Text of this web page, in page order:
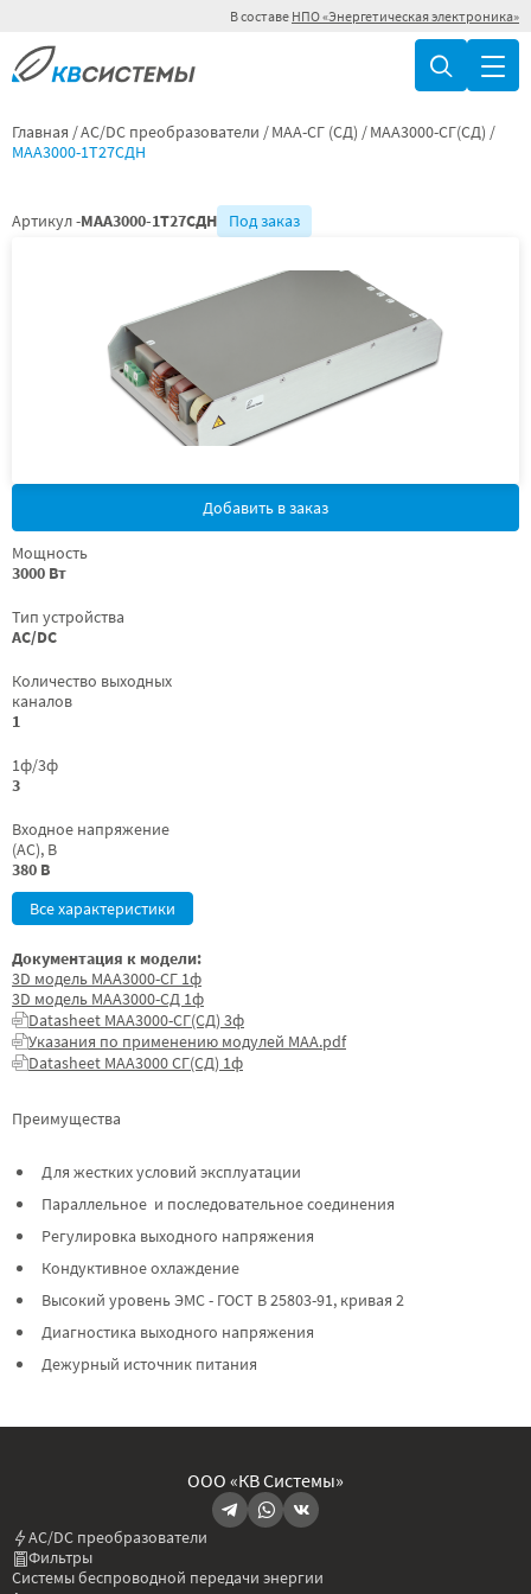
В составе НПО «Энергетическая электроника»
Главная AC/DC преобразователи МАА-СГ (СД)
МАА3000-СГ(СД)
МАА3000-1Т27СДН
Артикул -МАА3000-1Т27СДН Под заказ
Добавить в заказ
Мощность
3000 Вт
Тип устройства
AC/DC
Количество выходных
каналов
1
1ф/3ф
3
Входное напряжение
(AC), В
380 В
Все характеристики
Преимущества
Для жестких условий эксплуатации
Параллельное и последовательное соединения
Регулировка выходного напряжения
Кондуктивное охлаждение
Высокий уровень ЭМС - ГОСТ В 25803-91, кривая 2
Диагностика выходного напряжения
Дежурный источник питания
Документация к модели:
3D модель МАА3000-СГ 1ф
3D модель МАА3000-СД 1ф
Datasheet МАА3000-СГ(СД) 3ф
Указания по применению модулей МАА.pdf
Datasheet МАА3000 СГ(СД) 1ф
ООО «КВ Системы»
AC/DC преобразователи
Фильтры
Системы беспроводной передачи энергии